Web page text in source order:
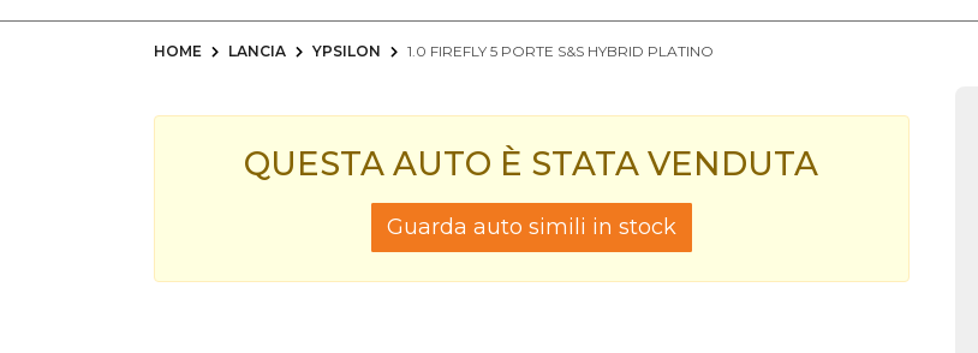
HOME LANCIA YPSILON 1.0 FIREFLY 5 PORTE S&S HYBRID PLATINO
QUESTA AUTO È STATA VENDUTA
Guarda auto simili in stock